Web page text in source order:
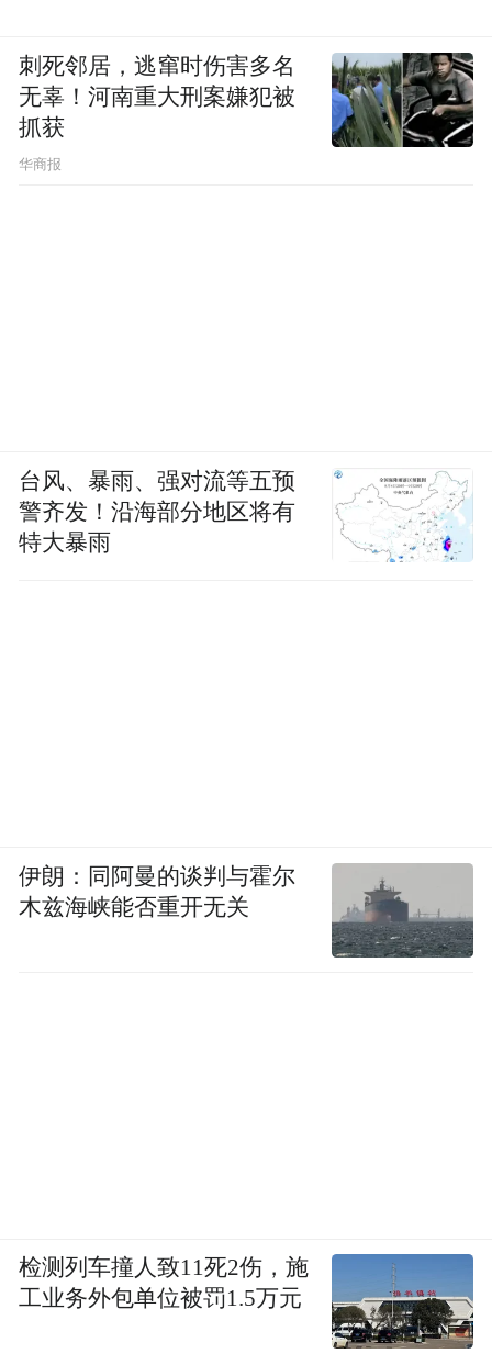
刺死邻居，逃窜时伤害多名
无辜！河南重大刑案嫌犯被
抓获
华商报
台风、暴雨、强对流等五预
警齐发！沿海部分地区将有
特大暴雨
伊朗：同阿曼的谈判与霍尔
木兹海峡能否重开无关
检测列车撞人致11死2伤，施
工业务外包单位被罚1.5万元